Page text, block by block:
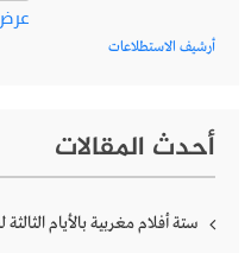
أرشيف الاستطلاعات
أحدث المقالات
ستة أفلام مغربية بالأيام